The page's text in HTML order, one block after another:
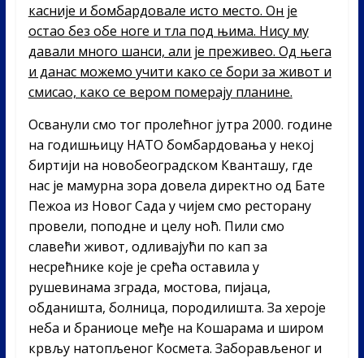
касније и бомбардовале исто место. Он је
остао без обе ноге и тла под њима. Нису му
давали много шанси, али је преживео. Од њега
и данас можемо учити како се бори за живот и
смисао, како се вером померају планине.
Осванули смо тог пролећног јутра 2000. године
на годишњицу НАТО бомбардовања у некој
биртији на новобеоградском Кванташу, где
нас је мамурна зора довела директно од Бате
Пежоа из Новог Сада у чијем смо ресторану
провели, поподне и целу ноћ. Пили смо
славећи живот, одливајући по кап за
несрећнике које је срећа оставила у
рушевинама зграда, мостова, пијаца,
обданишта, болница, породилишта. За хероје
неба и браниоце међе на Кошарама и широм
крвљу натопљеног Космета. Заборављеног и